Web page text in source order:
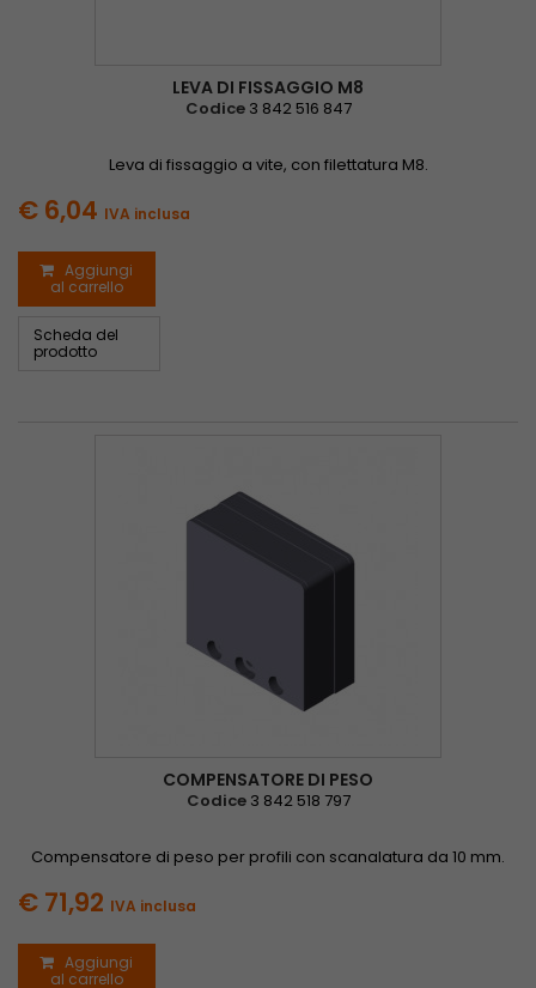
LEVA DI FISSAGGIO M8
Codice 3 842 516 847
Leva di fissaggio a vite, con filettatura M8.
€ 6,04 IVA inclusa
Aggiungi
al carrello
Scheda del
prodotto
COMPENSATORE DI PESO
Codice 3 842 518 797
Compensatore di peso per profili con scanalatura da 10 mm.
€ 71,92 IVA inclusa
Aggiungi
al carrello